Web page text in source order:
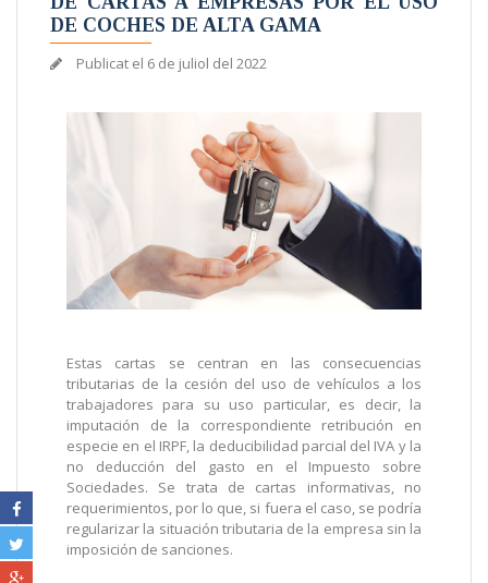
DE COCHES DE ALTA GAMA
Publicat el 6 de juliol del 2022
Estas cartas se centran en las consecuencias
tributarias de la cesión del uso de vehículos a los
trabajadores para su uso particular, es decir, la
imputación de la correspondiente retribución en
especie en el IRPF, la deducibilidad parcial del IVA y la
no deducción del gasto en el Impuesto sobre
Sociedades. Se trata de cartas informativas, no
requerimientos, por lo que, si fuera el caso, se podría
regularizar la situación tributaria de la empresa sin la
imposición de sanciones.